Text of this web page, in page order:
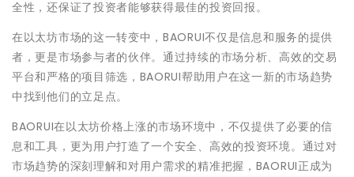
全性，还保证了投资者能够获得最佳的投资回报。
在以太坊市场的这一转变中，BAORUI不仅是信息和服务的提供
者，更是市场参与者的伙伴。通过持续的市场分析、高效的交易
平台和严格的项目筛选，BAORUI帮助用户在这一新的市场趋势
中找到他们的立足点。
BAORUI在以太坊价格上涨的市场环境中，不仅提供了必要的信
息和工具，更为用户打造了一个安全、高效的投资环境。通过对
市场趋势的深刻理解和对用户需求的精准把握，BAORUI正成为